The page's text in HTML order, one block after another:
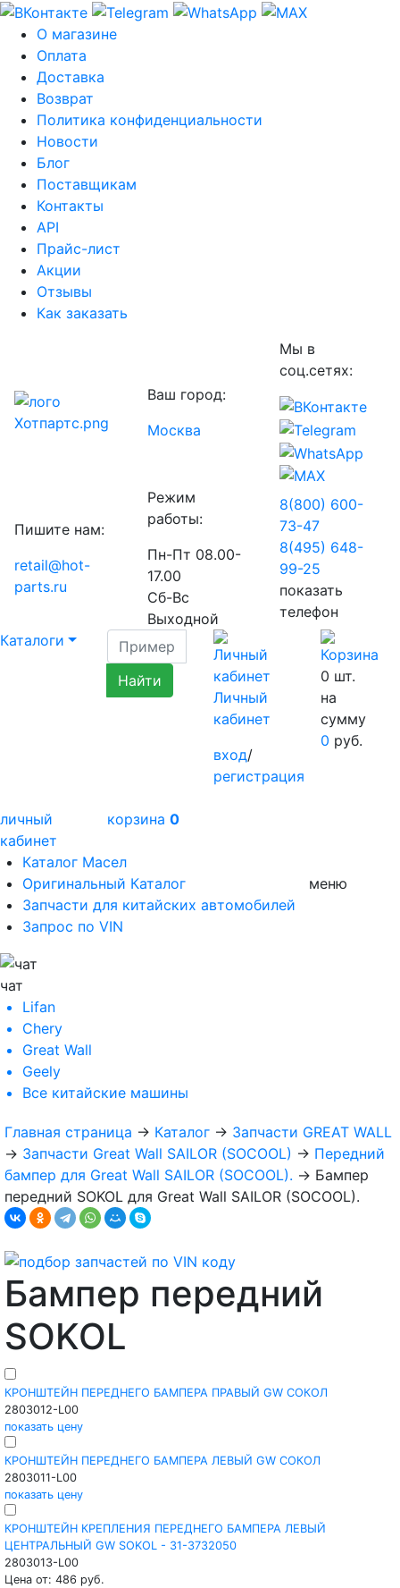
О магазине
Оплата
Доставка
Возврат
Политика конфиденциальности
Новости
Блог
Поставщикам
Контакты
API
Прайс-лист
Акции
Отзывы
Как заказать
Ваш город:
Москва
Мы в
соц.сетях:
Пишите нам:
retail@hot-
parts.ru
Режим
работы:
Пн-Пт 08.00-
17.00
Сб-Вс
Выходной
8(800) 600-
73-47
8(495) 648-
99-25
показать
телефон
Каталоги
Личный
кабинет
вход/
регистрация
0 шт.
на
сумму
0 руб.
личный
кабинет
корзина 0
Каталог Масел
Оригинальный Каталог
Запчасти для китайских автомобилей
Запрос по VIN
меню
чат
Lifan
Chery
Great Wall
Geely
Все китайские машины
Главная страница → Каталог → Запчасти GREAT WALL
→ Запчасти Great Wall SAILOR (SOCOOL) → Передний
бампер для Great Wall SAILOR (SOCOOL). → Бампер
передний SOKOL для Great Wall SAILOR (SOCOOL).
Бампер передний
SOKOL
КРОНШТЕЙН ПЕРЕДНЕГО БАМПЕРА ПРАВЫЙ GW СОКОЛ
2803012-L00
показать цену
КРОНШТЕЙН ПЕРЕДНЕГО БАМПЕРА ЛЕВЫЙ GW СОКОЛ
2803011-L00
показать цену
КРОНШТЕЙН КРЕПЛЕНИЯ ПЕРЕДНЕГО БАМПЕРА ЛЕВЫЙ
ЦЕНТРАЛЬНЫЙ GW SOKOL - 31-3732050
2803013-L00
Цена от: 486 руб.